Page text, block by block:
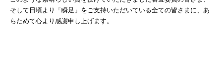
そして日頃より「瞬足」をご支持いただいている全ての皆さまに、あ
らためて心より感謝申し上げます。